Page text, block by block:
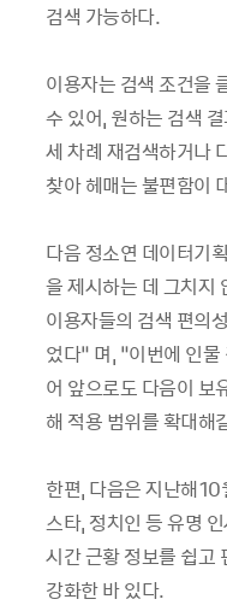
검색 가능하다.
이용자는 검색 조건을
수 있어, 원하는 검색
세 차례 재검색하거나
찾아 헤매는 불편함이
다음 정소연 데이터기
을 제시하는 데 그치지
이용자들의 검색 편의
었다” 며, “이번에 인
어 앞으로도 다음이 보
해 적용 범위를 확대해
한편, 다음은 지난해
스타, 정치인 등 유명
시간 근황 정보를 쉽고
강화한 바 있다.